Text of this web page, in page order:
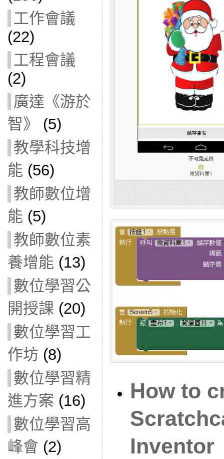
工作會議
(22)
工程會議
(2)
廣達《游於
智》
(5)
教學科技增
能 (56)
教師數位增
能 (5)
教師數位素
養增能 (13)
數位學習公
開授課 (20)
數位學習工
作坊 (8)
數位學習精
進方案 (16)
數位學習高
峰會 (2)
How to
Inventor